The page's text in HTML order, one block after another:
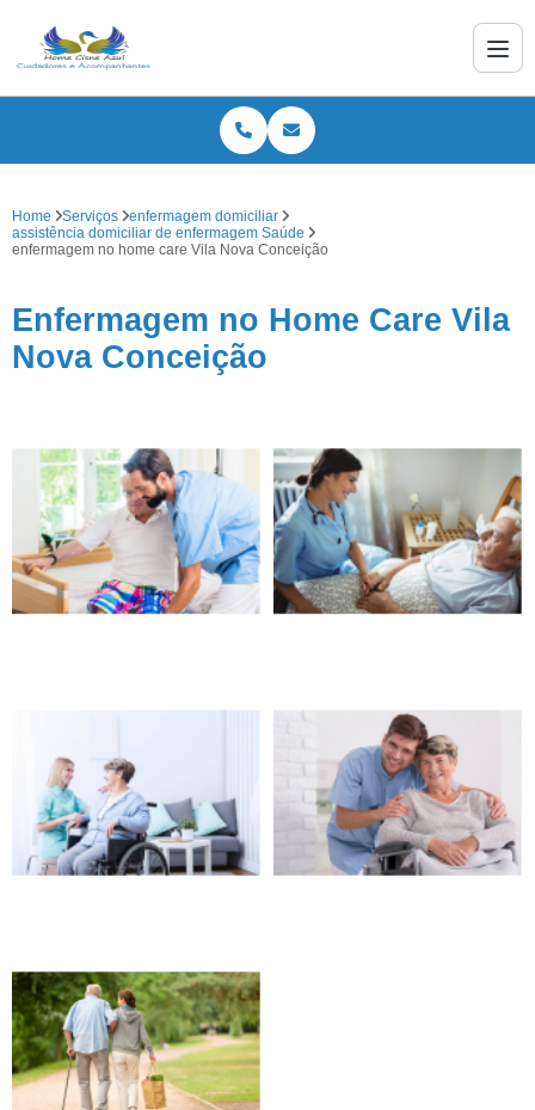
Home Serviços
enfermagem domiciliar
assistência domiciliar de enfermagem Saúde
enfermagem no home care Vila Nova Conceição
Enfermagem no Home Care Vila
Nova Conceição